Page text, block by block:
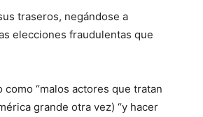
traseros, negándose a
elecciones fraudulentas que
“malos actores que tratan
grande otra vez) “y hacer